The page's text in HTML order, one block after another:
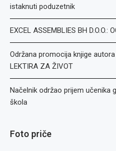
istaknuti poduzetnik
EXCEL ASSEMBLIES BH D.O.O.:
Održana promocija knjige
LEKTIRA ZA ŽIVOT
Načelnik održao prijem učenika
škola
Foto priče